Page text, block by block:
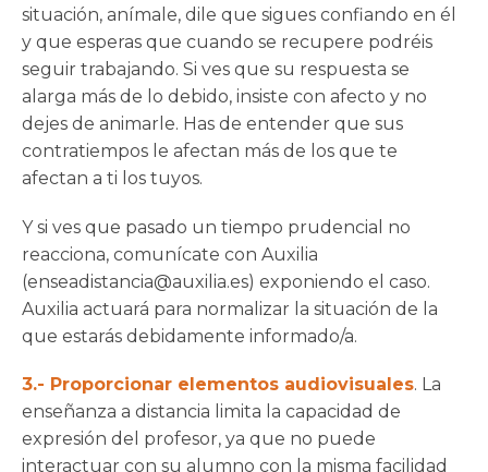
situación, anímale, dile que sigues confiando en él
y que esperas que cuando se recupere podréis
seguir trabajando. Si ves que su respuesta se
alarga más de lo debido, insiste con afecto y no
dejes de animarle. Has de entender que sus
contratiempos le afectan más de los que te
afectan a ti los tuyos.
Y si ves que pasado un tiempo prudencial no
reacciona, comunícate con Auxilia
(enseadistancia@auxilia.es) exponiendo el caso.
Auxilia actuará para normalizar la situación de la
que estarás debidamente informado/a.
3.- Proporcionar elementos audiovisuales. La
enseñanza a distancia limita la capacidad de
expresión del profesor, ya que no puede
interactuar con su alumno con la misma facilidad